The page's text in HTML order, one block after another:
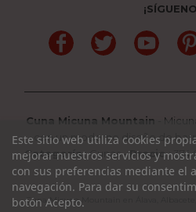
FacebookTwitter
Cuna Micuna Mountain
con un moderno diseño de
Categoría:Cunas-Precio:
Este sitio web utiliza cookies
mejorar nuestros servicios y
con sus preferencias mediante el
navegación. Para dar su
botón Acepto.
Cuna Micuna Mountain en Álava, Albacete,